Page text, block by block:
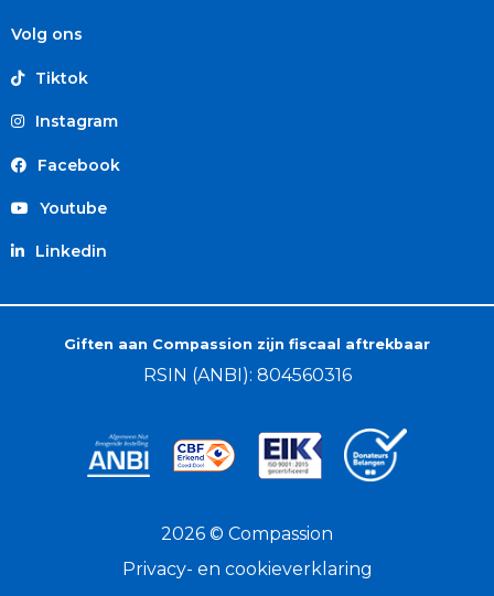
Volg ons
Tiktok
Instagram
Facebook
Youtube
Linkedin
Giften aan Compassion zijn fiscaal aftrekbaar
RSIN (ANBI): 804560316
2026 © Compassion
Privacy- en cookieverklaring